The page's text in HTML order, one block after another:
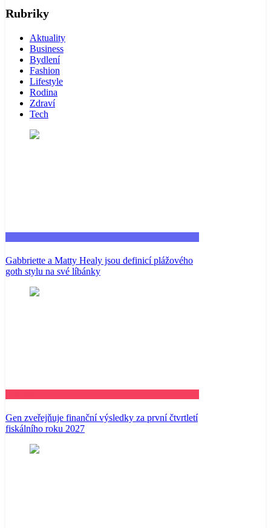
Rubriky
Aktuality
Business
Bydlení
Fashion
Lifestyle
Rodina
Zdraví
Tech
Gabbriette a Matty Healy jsou definicí plážového
goth stylu na své líbánky
Gen zveřejňuje finanční výsledky za první čtvrtletí
fiskálního roku 2027